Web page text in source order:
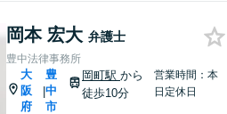
岡本 宏大 弁護士
豊中法律事務所
大
阪
府
|
豊
中
市
岡町駅 から
徒歩10分
営業時間：本
日定休日